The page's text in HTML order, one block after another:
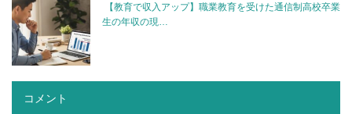
【教育で収入アップ】職業教育を受けた通信制高校卒業
生の年収の現…
コメント